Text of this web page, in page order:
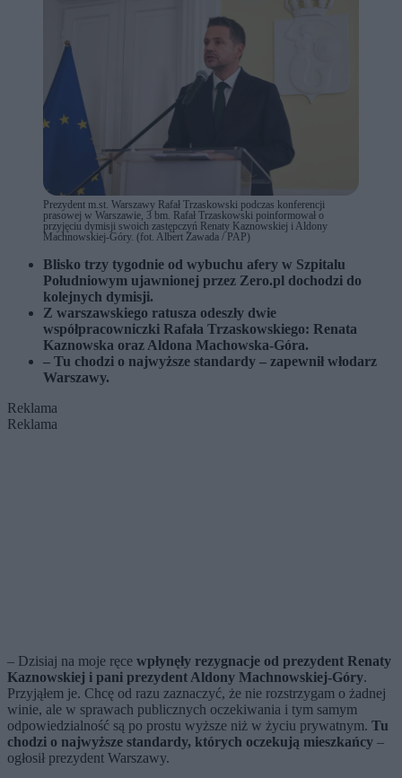
Prezydent m.st. Warszawy Rafał Trzaskowski podczas konferencji
prasowej w Warszawie, 3 bm. Rafał Trzaskowski poinformował o
przyjęciu dymisji swoich zastępczyń Renaty Kaznowskiej i Aldony
Machnowskiej-Góry. (fot. Albert Zawada / PAP)
Blisko trzy tygodnie od wybuchu afery w Szpitalu
Południowym ujawnionej przez Zero.pl dochodzi do
kolejnych dymisji.
Z warszawskiego ratusza odeszły dwie
współpracowniczki Rafała Trzaskowskiego: Renata
Kaznowska oraz Aldona Machowska-Góra.
– Tu chodzi o najwyższe standardy – zapewnił włodarz
Warszawy.
Reklama
Reklama
– Dzisiaj na moje ręce wpłynęły rezygnacje od prezydent Renaty
Kaznowskiej i pani prezydent Aldony Machnowskiej-Góry.
Przyjąłem je. Chcę od razu zaznaczyć, że nie rozstrzygam o żadnej
winie, ale w sprawach publicznych oczekiwania i tym samym
odpowiedzialność są po prostu wyższe niż w życiu prywatnym. Tu
chodzi o najwyższe standardy, których oczekują mieszkańcy –
ogłosił prezydent Warszawy.